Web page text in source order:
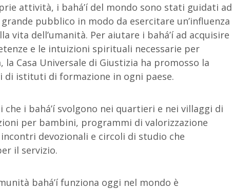
attività, i bahá’í del mondo sono stati guidati ad
pubblico in modo da esercitare un’influenza
vita dell’umanità. Per aiutare i bahá’í ad acquisire
e le intuizioni spirituali necessarie per
Casa Universale di Giustizia ha promosso la
di istituti di formazione in ogni paese.
i bahá’í svolgono nei quartieri e nei villaggi di
per bambini, programmi di valorizzazione
devozionali e circoli di studio che
il servizio.
bahá’í funziona oggi nel mondo è